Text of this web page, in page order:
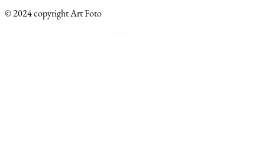
© 2024 copyright Art Foto